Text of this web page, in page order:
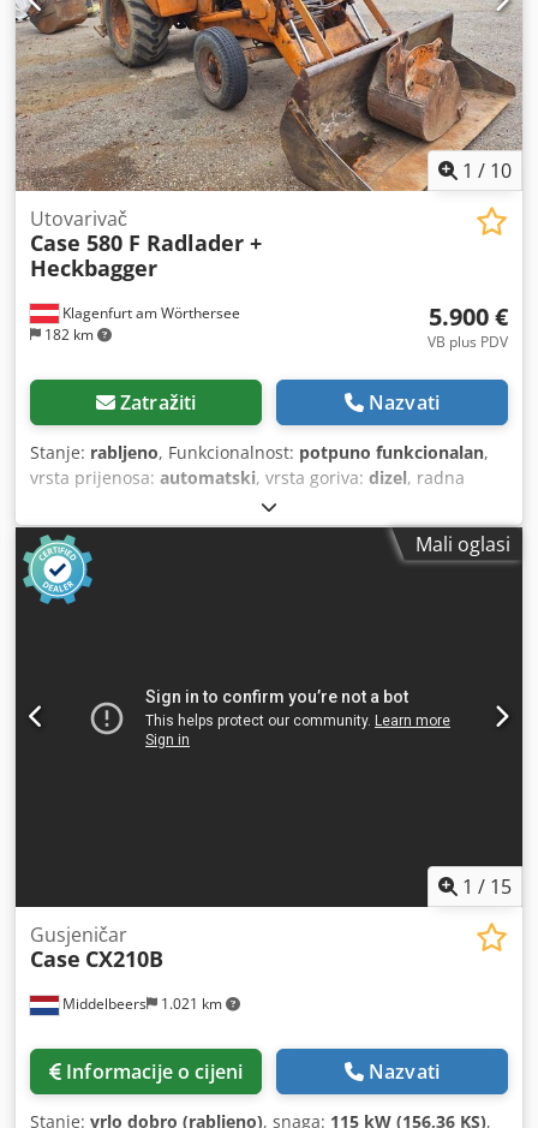
transport: 10,8 x 3 x 3,40 m Radna težina: 35,5 t.
1 / 10
Klagenfurt am Wörthersee
182 km
Utovarivač
Case 580 F Radlader +
Heckbagger
5.900 €
VB plus PDV
Zatražiti Nazvati
Stanje: rabljeno, Funkcionalnost: potpuno funkcionalan,
vrsta prijenosa: automatski, vrsta goriva: dizel, radna
, konfiguracija osovina:
registracija:10/1977, Godina proizvodnje:1977, Oprema:
hidraulika
Mali oglasi
1 / 15
Middelbeers 1.021 km
Gusjeničar
Case CX210B
Informacije o cijeni Nazvati
Stanje: vrlo dobro (rabljeno), snaga: 115 kW (156,36 KS),